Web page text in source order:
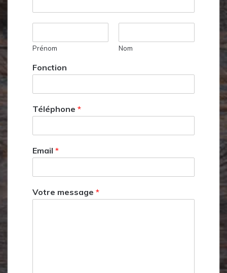
Prénom Nom
Fonction
Téléphone *
Email *
Votre message *